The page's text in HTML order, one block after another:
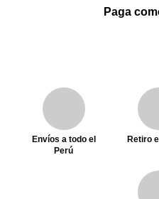
Paga
Envíos a todo el
Perú
Retiro